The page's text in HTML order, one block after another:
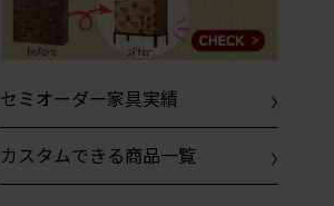
セミオーダー家具実績
カスタムできる商品一覧